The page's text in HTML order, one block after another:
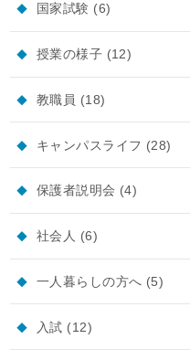
国家試験 (6)
授業の様子 (12)
教職員 (18)
キャンパスライフ (28)
保護者説明会 (4)
社会人 (6)
一人暮らしの方へ (5)
入試 (12)